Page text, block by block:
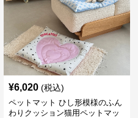
¥6,020 (税込)
ペットマット ひし形模様のふん
わりクッション猫用ペットマッ